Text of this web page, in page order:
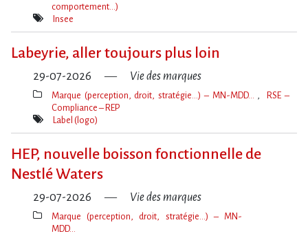
Thèmes(s)
comportement…)
Mot(s)-
Insee
Labeyrie, aller toujours plus loin
29-07-2026 Vie des marques
Thèmes(s)
Marque (perception, droit, stratégie…) – MN-MDD…
RSE –
Compliance – REP
Mot(s)-
Label (logo)
HEP, nouvelle boisson fonctionnelle de
Nestlé Waters
29-07-2026 Vie des marques
Marque (perception, droit, stratégie…) – MN-
MDD…